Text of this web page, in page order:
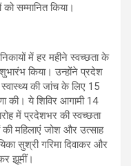
को सम्मानित किया।
में हर महीने स्वच्छता के
किया। उन्होंने प्रदेश
की जांच के लिए 15
की। ये शिविर आगामी 14
में प्रदेशभर की स्वच्छता
की महिलाएं जोश और उत्साह
सुश्री गरिमा दिवाकर और
झूमीं।